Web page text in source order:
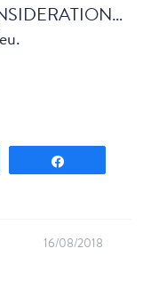
16/08/2018